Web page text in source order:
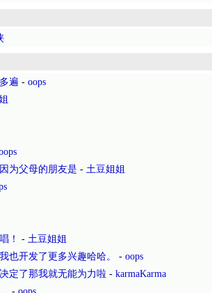
遍 - oops
为父母的朋友是 - 土豆姐姐
！
- 土豆姐姐
也开发了更多兴趣哈哈。
- oops
定了那我就无能为力啦 - karmaKarma